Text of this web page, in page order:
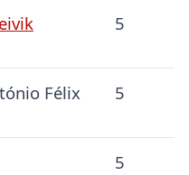
5
Félix 5
5